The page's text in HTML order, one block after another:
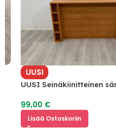
UUSI
UUSI Seinäkiinitteinen
99,00€
Lisää Ostoskoriin